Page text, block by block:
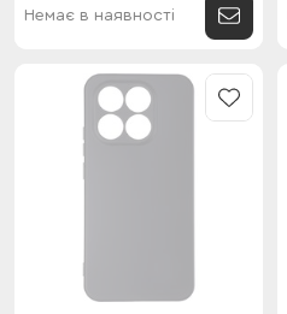
Немає в наявності